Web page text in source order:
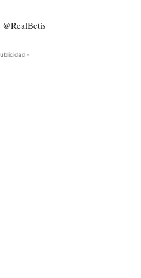
-